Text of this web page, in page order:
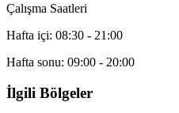
Çalışma Saatleri
Hafta içi: 08:30 - 21:00
Hafta sonu: 09:00 - 20:00
İlgili Bölgeler